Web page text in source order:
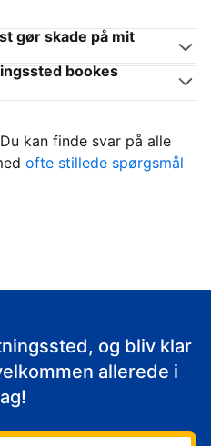
gør skade på mit
bookes
kan finde svar på alle
ofte stillede spørgsmål
og bliv klar
allerede i